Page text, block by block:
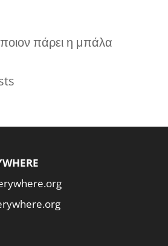
πάρει η μπάλα